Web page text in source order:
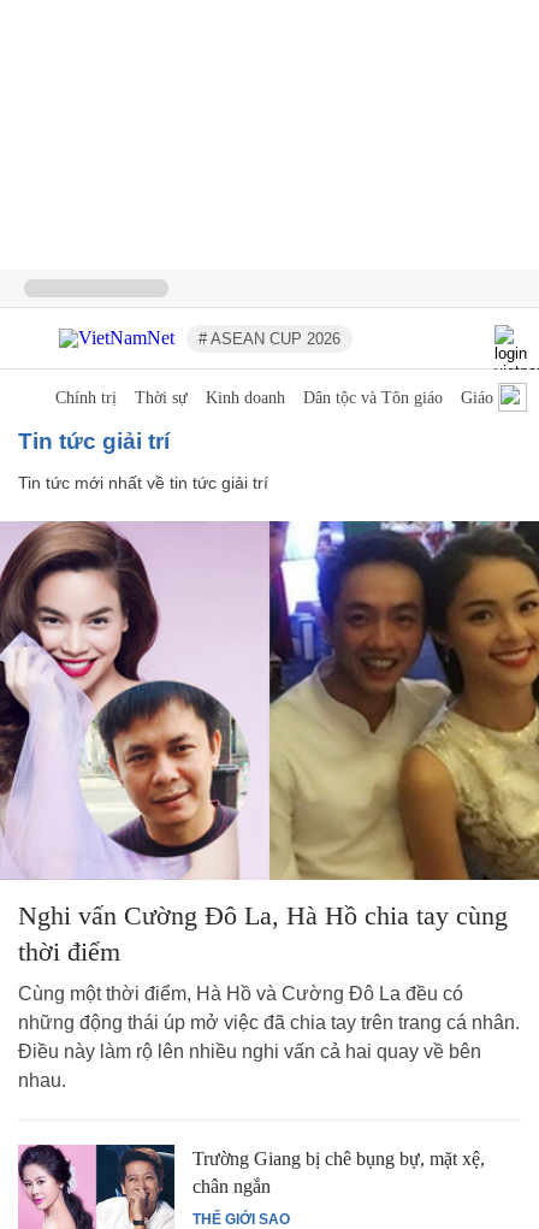
# ASEAN CUP 2026
Chính trị Thời sự Kinh doanh Dân tộc và Tôn giáo Giáo dục
tin tức giải trí
Tin tức mới nhất về tin tức giải trí
Nghi vấn Cường Đô La, Hà Hồ chia tay cùng
thời điểm
Cùng một thời điểm, Hà Hồ và Cường Đô La đều có
những động thái úp mở việc đã chia tay trên trang cá nhân.
Điều này làm rộ lên nhiều nghi vấn cả hai quay về bên
nhau.
THẾ GIỚI SAO
Trường Giang bị chê bụng bự, mặt xệ,
chân ngắn